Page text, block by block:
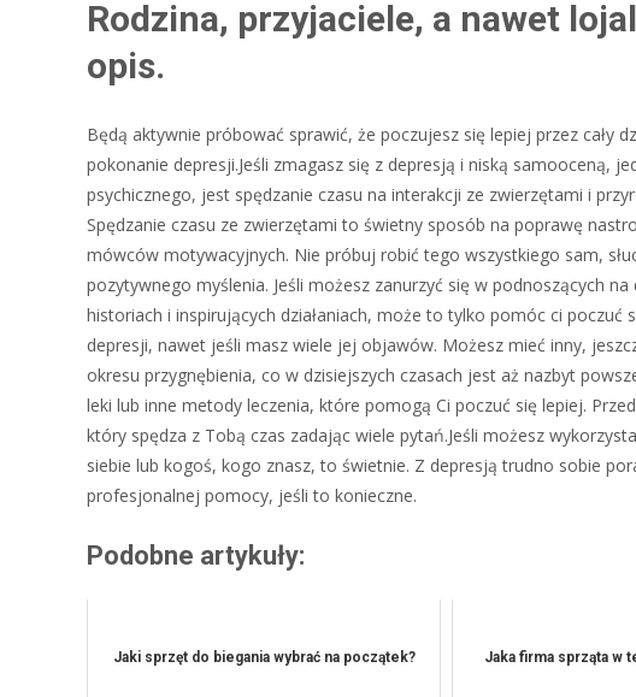
Rodzina, przyjaciele, a nawet
opis.
Będą aktywnie próbować sprawić, że poczujesz się lepiej przez cały
pokonanie depresji.Jeśli zmagasz się z depresją i niską samooceną,
psychicznego, jest spędzanie czasu na interakcji ze zwierzętami i
Spędzanie czasu ze zwierzętami to świetny sposób na poprawę
mówców motywacyjnych. Nie próbuj robić tego wszystkiego sam,
pozytywnego myślenia. Jeśli możesz zanurzyć się w podnoszących
historiach i inspirujących działaniach, może to tylko pomóc ci
depresji, nawet jeśli masz wiele jej objawów. Możesz mieć inny,
okresu przygnębienia, co w dzisiejszych czasach jest aż nazbyt
leki lub inne metody leczenia, które pomogą Ci poczuć się lepiej.
który spędza z Tobą czas zadając wiele pytań.Jeśli możesz
siebie lub kogoś, kogo znasz, to świetnie. Z depresją trudno sobie
profesjonalnej pomocy, jeśli to konieczne.
Podobne artykuły:
Jaki sprzęt do biegania wybrać na początek? Jaka firma sprząta w